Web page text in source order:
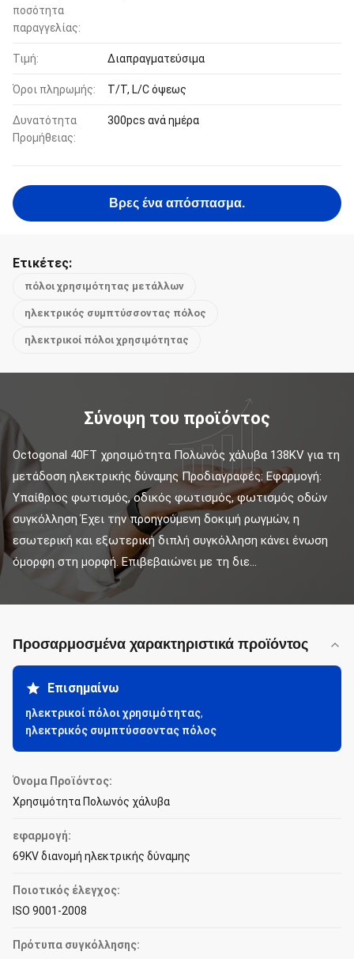
ποσότητα
παραγγελίας:
Τιμή: Διαπραγματεύσιμα
Όροι πληρωμής: T/T, L/C όψεως
Δυνατότητα
Προμήθειας:
300pcs ανά ημέρα
Βρες ένα απόσπασμα.
Ετικέτες:
πόλοι χρησιμότητας μετάλλων
ηλεκτρικός συμπτύσσοντας πόλος
ηλεκτρικοί πόλοι χρησιμότητας
Σύνοψη του προϊόντος
Octogonal 40FT χρησιμότητα Πολωνός χάλυβα 138KV για τη
μετάδοση ηλεκτρικής δύναμης Προδιαγραφές: Εφαρμογή:
Υπαίθριος φωτισμός, οδικός φωτισμός, φωτισμός οδών
συγκόλληση Έχει την προηγούμενη δοκιμή ρωγμών, η
εσωτερική και εξωτερική διπλή συγκόλληση κάνει ένωση
όμορφη στη μορφή. Επιβεβαιώνει με τη διε...
Προσαρμοσμένα χαρακτηριστικά προϊόντος
Επισημαίνω
ηλεκτρικοί πόλοι χρησιμότητας,
ηλεκτρικός συμπτύσσοντας πόλος
Όνομα Προϊόντος:
Χρησιμότητα Πολωνός χάλυβα
εφαρμογή:
69KV διανομή ηλεκτρικής δύναμης
Ποιοτικός έλεγχος:
ISO 9001-2008
Πρότυπα συγκόλλησης: